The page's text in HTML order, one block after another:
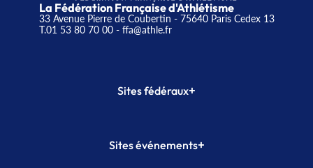
La Fédération Française d'Athlétisme
33 Avenue Pierre de Coubertin - 75640 Paris Cedex 13
T.01 53 80 70 00- ffa@athle.fr
Sites fédéraux+
Plateforme Formation
Sites événements+